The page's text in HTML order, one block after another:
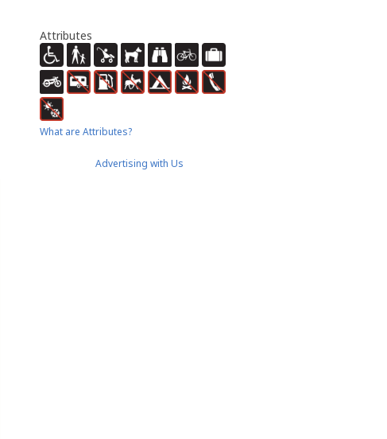
Attributes
What are Attributes?
Advertising with Us